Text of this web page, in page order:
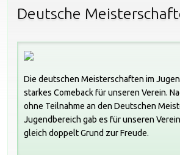
Deutsche
Die deutschen Meisterschaften im
starkes Comeback für unseren Verein.
ohne Teilnahme an den Deutschen
Jugendbereich gab es für unseren
gleich doppelt Grund zur Freude.